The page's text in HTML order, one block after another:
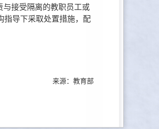
与接受隔离的教职员工或
指导下采取处置措施，配
来源：教育部